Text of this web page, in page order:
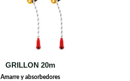
GRILLON 20m
Amarre y absorbedores